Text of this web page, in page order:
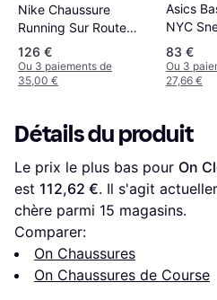
Nike Chaussure
Running Sur Route
Pegasus Premium
Femme - Noir
126 €
Ou 3 paiements de
35,00 €
Asics
NYC
83 €
Ou 3
27,66 €
Détails du produit
Le prix le plus bas pour On
est 112,62 €. Il s'agit
chère parmi 15 magasins.
Comparer:
On Chaussures
On Chaussures de Course